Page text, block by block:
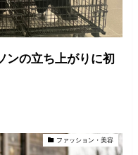
ンの立ち上がりに初
ファッション・美容